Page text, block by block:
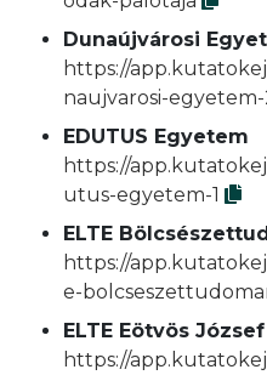
Dunaújvárosi
https://
naujvarosi-egyetem-
EDUTUS Egyetem
https://
utus-egyetem-1
ELTE
https://
e-
ELTE Eötvös
https://